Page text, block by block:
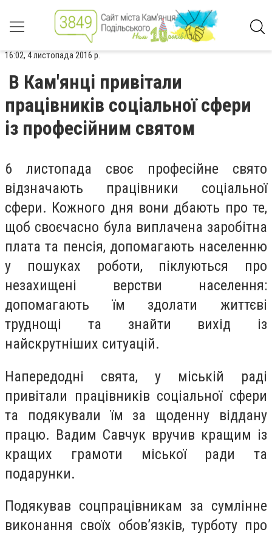
16:02, 4 листопада 2016 р.
В Кам'янці привітали
працівників соціальної сфери
із професійним святом
6 листопада своє професійне свято
відзначають працівники соціальної
сфери. Кожного дня вони дбають про те,
щоб своєчасно була виплачена заробітна
плата та пенсія, допомагають населенню
у пошуках роботи, піклуються про
незахищені верстви населення:
допомагають їм здолати життєві
труднощі та знайти вихід із
найскрутніших ситуацій.
Напередодні свята, у міській раді
привітали працівників соціальної сфери
та подякували їм за щоденну віддану
працю. Вадим Савчук вручив кращим із
кращих грамоти міської ради та
подарунки.
Подякував соцпрацівникам за сумлінне
виконання своїх обов’язків, турботу про